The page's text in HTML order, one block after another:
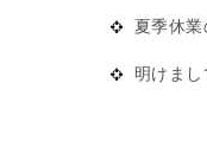
夏季休
明けま